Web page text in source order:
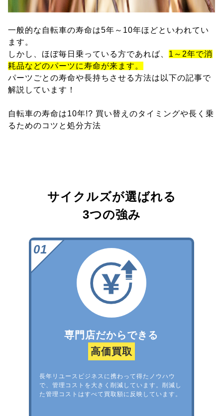
一般的な自転車の寿命は5年～10年ほどといわれてい
ます。
しかし、ほぼ毎日乗っている方であれば、 1～2年で消
耗品などのパーツに寿命が来ます。
パーツごとの寿命や長持ちさせる方法は以下の記事で
解説しています！
自転車の寿命は10年!? 買い替えのタイミングや長く乗
るためのコツと処分方法
サイクルズが選ばれる
3つの強み
専門店だからできる
高価買取
長年リユースビジネスに携わって得たノウハウ
で、管理コストを大きく削減しています。削減し
た管理コストはすべて買取額に反映しています。